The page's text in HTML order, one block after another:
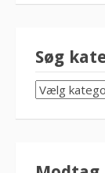
Søg
SØG
KATEGORI